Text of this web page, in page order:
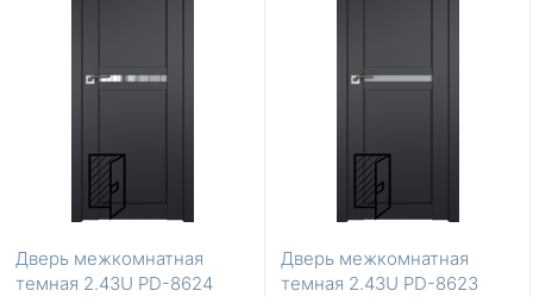
Дверь межкомнатная
темная 2.43U PD-8624
Дверь межкомнатная
темная 2.43U PD-8623